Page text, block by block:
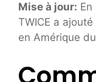
Mise à jour:
TWICE a
en Amérique